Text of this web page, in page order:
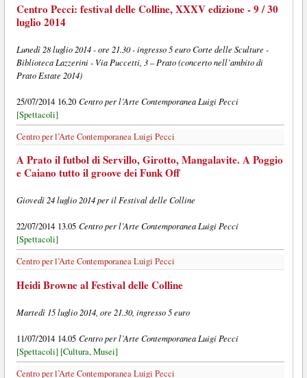
Centro Pecci: festival delle Colline, XXXV edizione - 9 / 30
luglio 2014
Lunedì 28 luglio 2014 - ore 21.30 - ingresso 5 euro Corte delle Sculture -
Biblioteca Lazzerini - Via Puccetti, 3 – Prato (concerto nell’ambito di
Prato Estate 2014)
25/07/2014 16.20 Centro per l’Arte Contemporanea Luigi Pecci
[Spettacoli]
Centro per l’Arte Contemporanea Luigi Pecci
A Prato il futbol di Servillo, Girotto, Mangalavite. A Poggio
e Caiano tutto il groove dei Funk Off
Giovedì 24 luglio 2014 per il Festival delle Colline
22/07/2014 13.05 Centro per l’Arte Contemporanea Luigi Pecci
[Spettacoli]
Centro per l’Arte Contemporanea Luigi Pecci
Heidi Browne al Festival delle Colline
Martedì 15 luglio 2014, ore 21.30, ingresso 5 euro
11/07/2014 14.05 Centro per l’Arte Contemporanea Luigi Pecci
[Spettacoli] [Cultura, Musei]
Centro per l’Arte Contemporanea Luigi Pecci